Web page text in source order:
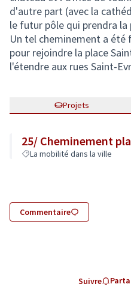
d'autre part (avec la
le futur pôle qui prendra
Un tel cheminement a été
pour rejoindre la place
l'étendre aux rues Saint-
Projets
25/ Cheminement
La mobilité dans la ville
Commentaire
Suivre